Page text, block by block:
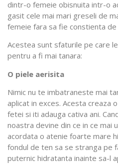
dintr-o femeie obisnuita intr-o
gasit cele mai mari greseli de
femeie fara sa fie constienta de
Acestea sunt sfaturile pe care
pentru a fi mai tanara:
O piele aerisita
Nimic nu te imbatraneste mai
aplicat in exces. Acesta creaza
fetei si iti adauga cativa ani.
noastra devine din ce in ce mai
acordata o atenie foarte mare
fondul de ten sa se stranga pe
puternic hidratanta inainte sa-l